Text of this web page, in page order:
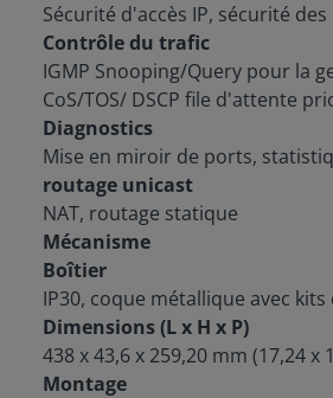
Sécurité d'accès IP, sécurité
Contrôle du trafic
IGMP Snooping/Query pour la
CoS/TOS/ DSCP file d'attente
Diagnostics
Mise en miroir de ports,
routage unicast
NAT, routage statique
Mécanisme
Boîtier
IP30, coque métallique avec
Dimensions (L x H x P)
438 x 43,6 x 259,20 mm (17,24 x
Montage